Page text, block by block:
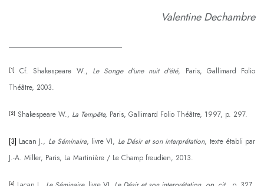
Valentine Dechambre
[1] Cf. Shakespeare W., Le Songe d’une nuit d’été, Paris, Gallimard Folio
Théâtre, 2003.
[2] Shakespeare W., La Tempête, Paris, Gallimard Folio Théâtre, 1997, p. 297.
[3] Lacan J., Le Séminaire, livre VI, Le Désir et son interprétation, texte établi par
J.-A. Miller, Paris, La Martinière / Le Champ freudien, 2013.
[4]